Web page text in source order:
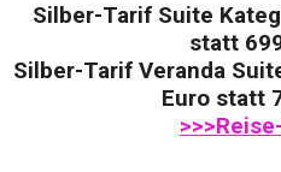
Silber-Tarif Suite
statt
Silber-Tarif Veranda
Euro statt